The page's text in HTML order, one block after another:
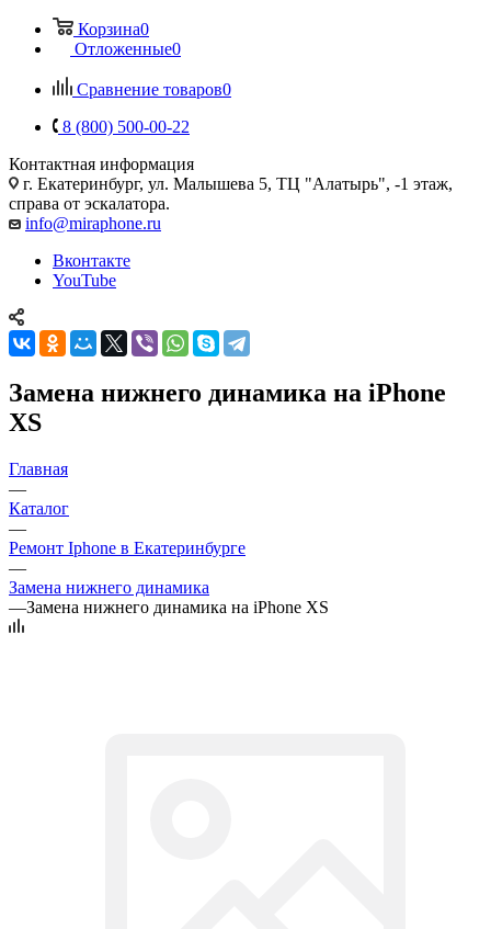
Корзина0
Отложенные0
Сравнение товаров0
8 (800) 500-00-22
Контактная информация
г. Екатеринбург, ул. Малышева 5, ТЦ "Алатырь", -1 этаж,
справа от эскалатора.
info@miraphone.ru
Вконтакте
YouTube
Замена нижнего динамика на iPhone
XS
Главная
—
Каталог
—
Ремонт Iphone в Екатеринбурге
—
Замена нижнего динамика
—Замена нижнего динамика на iPhone XS